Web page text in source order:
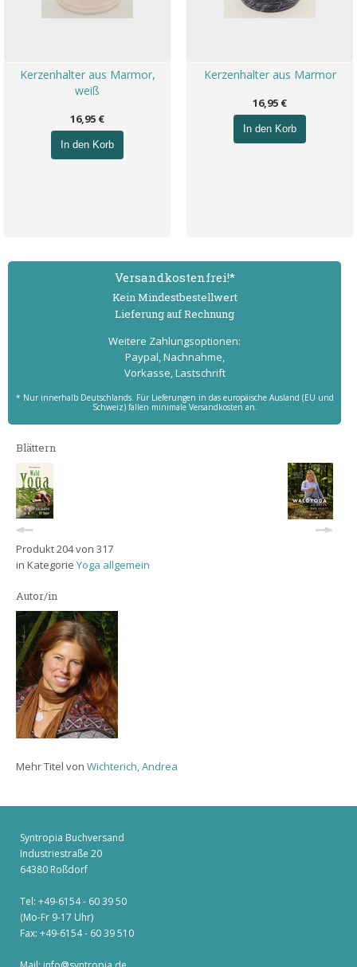
Kerzenhalter aus Marmor,
weiß
16,95 €
In den Korb
Kerzenhalter aus Marmor
16,95 €
In den Korb
Versand­kostenfrei!*
Kein Mindest­bestell­wert
Lieferung auf Rechnung
Weitere Zahlungs­optionen:
Paypal, Nachnahme,
Vorkasse, Lastschrift
* Nur innerhalb Deutschlands. Für Lieferungen in das europäische Ausland (EU und
Schweiz) fallen minimale Versandkosten an.
Blättern
Produkt 204 von 317
in Kategorie Yoga allgemein
Autor/in
Mehr Titel von Wichterich, Andrea
Syntropia Buchversand
Industriestraße 20
64380 Roßdorf
Tel: +49-6154 - 60 39 50
(Mo-Fr 9-17 Uhr)
Fax: +49-6154 - 60 39 510